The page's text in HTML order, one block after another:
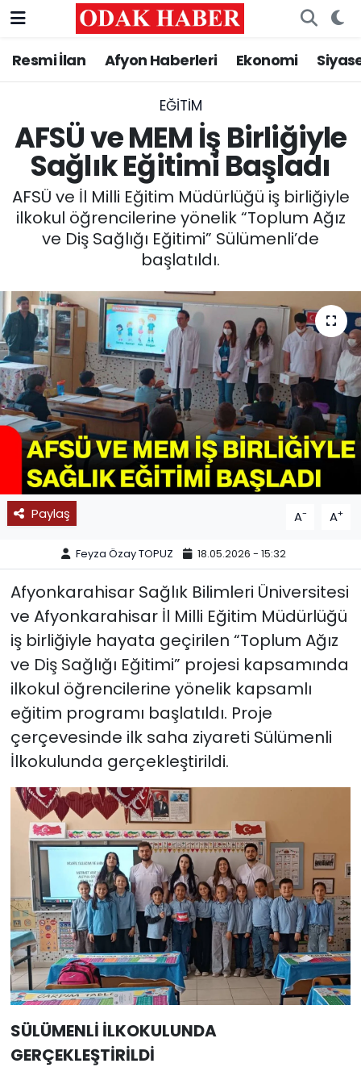
Resmi İlan Afyon Haberleri Ekonomi
EĞITIM
AFSÜ ve MEM İş Birliğiyle
Sağlık Eğitimi Başladı
AFSÜ ve İl Milli Eğitim Müdürlüğü iş birliğiyle
ilkokul öğrencilerine yönelik “Toplum Ağız
ve Diş Sağlığı Eğitimi” Sülümenli’de
başlatıldı.
Paylaş A- A+
Feyza Özay TOPUZ 18.05.2026 - 15:32
Afyonkarahisar Sağlık Bilimleri Üniversitesi
ve Afyonkarahisar İl Milli Eğitim Müdürlüğü
iş birliğiyle hayata geçirilen “Toplum Ağız
ve Diş Sağlığı Eğitimi” projesi kapsamında
ilkokul öğrencilerine yönelik kapsamlı
eğitim programı başlatıldı. Proje
çerçevesinde ilk saha ziyareti Sülümenli
İlkokulunda gerçekleştirildi.
SÜLÜMENLİ İLKOKULUNDA
GERÇEKLEŞTİRİLDİ
AFYONKARAHİSAR HABERLERİ
ASAYİŞ
GÜNCEL
SİYASET
MAGAZİN
SAĞLIK
SPOR
11:11 MANŞET
Nöbetçi Eczaneler
Trafik Durumu
Süper Lig Puan Durumu ve Fikstür
Tüm Manşetler
Son Dakika Haberleri
Haber Arşivi